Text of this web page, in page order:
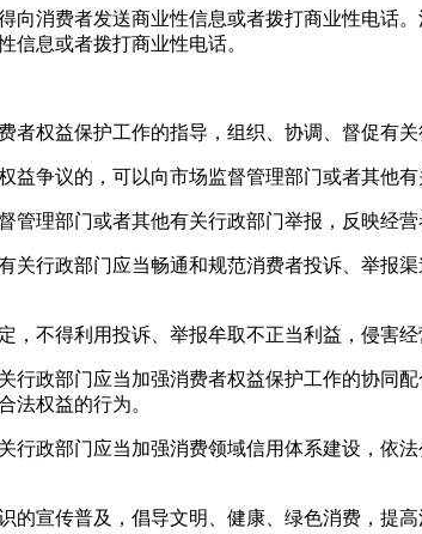
消费者发送商业性信息或者拨打商业性电话
信息或者拨打商业性电话。
权益保护工作的指导，组织、协调、督促有
争议的，可以向市场监督管理部门或者其他有
管理部门或者其他有关行政部门举报，反映经营
行政部门应当畅通和规范消费者投诉、举报
，不得利用投诉、举报牟取不正当利益，侵害
政部门应当加强消费者权益保护工作的协同
法权益的行为。
政部门应当加强消费领域信用体系建设，依
宣传普及，倡导文明、健康、绿色消费，提